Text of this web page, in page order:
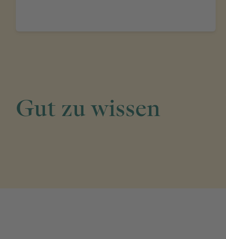
Gut zu wissen